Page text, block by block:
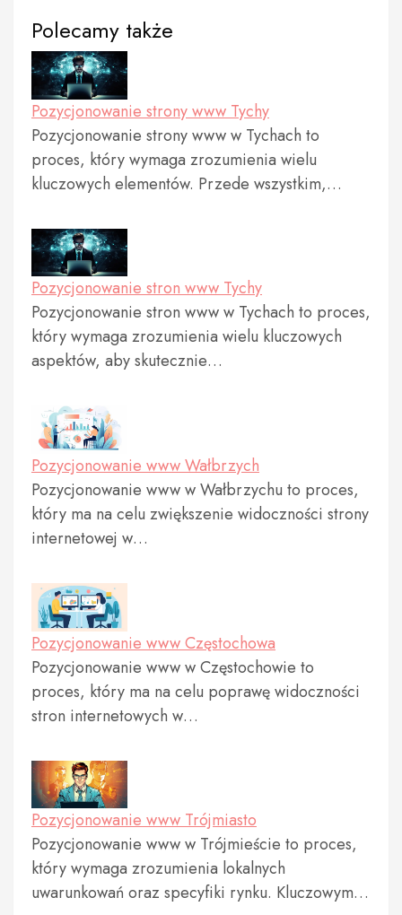
Polecamy także
Pozycjonowanie strony www Tychy
Pozycjonowanie strony www w Tychach to
proces, który wymaga zrozumienia wielu
kluczowych elementów. Przede wszystkim,…
Pozycjonowanie stron www Tychy
Pozycjonowanie stron www w Tychach to proces,
który wymaga zrozumienia wielu kluczowych
aspektów, aby skutecznie…
Pozycjonowanie www Wałbrzych
Pozycjonowanie www w Wałbrzychu to proces,
który ma na celu zwiększenie widoczności strony
internetowej w…
Pozycjonowanie www Częstochowa
Pozycjonowanie www w Częstochowie to
proces, który ma na celu poprawę widoczności
stron internetowych w…
Pozycjonowanie www Trójmiasto
Pozycjonowanie www w Trójmieście to proces,
który wymaga zrozumienia lokalnych
uwarunkowań oraz specyfiki rynku. Kluczowym…